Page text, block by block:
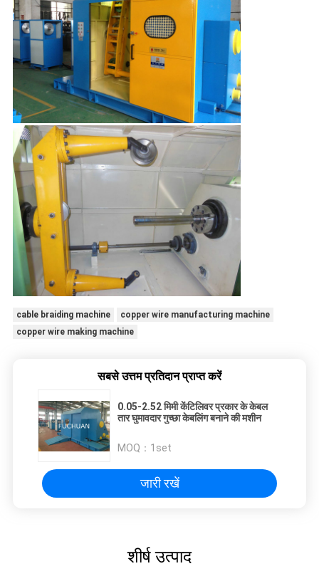
cable braiding machine
copper wire manufacturing machine
copper wire making machine
सबसे उत्तम प्रतिदान प्राप्त करें
0.05-2.52 मिमी केंटिलिवर प्रकार के केबल
तार घुमावदार गुच्छा केबलिंग बनाने की मशीन
MOQ： 1set
जारी रखें
शीर्ष उत्पाद